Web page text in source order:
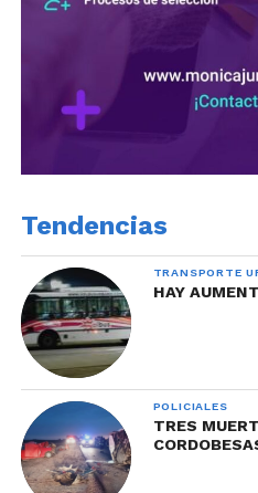
Tendencias
TRANSPORTE
HAY
POLICIALES
TRES